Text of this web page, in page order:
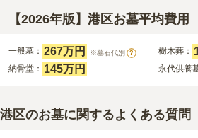
【2026年版】港区お墓平均費用
一般墓： 267万円 ※墓石代別 ? 樹木葬：
納骨堂： 145万円 永代供養
港区のお墓に関するよくある質問